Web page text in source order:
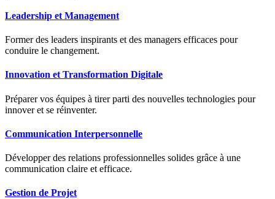
Leadership et Management
Former des leaders inspirants et des managers efficaces pour
conduire le changement.
Innovation et Transformation Digitale
Préparer vos équipes à tirer parti des nouvelles technologies pour
innover et se réinventer.
Communication Interpersonnelle
Développer des relations professionnelles solides grâce à une
communication claire et efficace.
Gestion de Projet